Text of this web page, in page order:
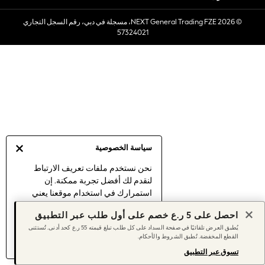
سياسة الخصوصية
نحن نستخدم ملفات تعريف الارتباط
لنقدم لك أفضل تجربة ممكنة. إن
استمرارك في استخدام موقعنا يعني
الارتباط.
اكتشف المزيد عن إدارة إعدادات ملفات
تعريف الارتباط (الكوكيز).
Sets & Outfits
Linen Collection
Women's Holiday Shop
Women's Travel Styles
Linen Collection
Tops & T-Shirts
Cover Ups & Kaftans
Sandals
Swimwear
© 2026 NEXT General Trading FZE، مسجلة في دبي، رقم السجل التجاري
57324021
احصل على 5 ر.ع خصم على أول طلب عبر التطبيق
يُطبق العرض تلقائيًا في صفحة السداد على كل طلب تبلغ قيمته 55 ر.ع كحد أدنى. تُستثنى
القطع المخفضة. تُطبق الشروط والأحكام.
تسوق عبر التطبيق